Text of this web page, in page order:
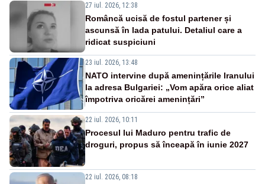
27 iul. 2026, 12:38
Româncă ucisă de fostul partener și
ascunsă în lada patului. Detaliul care a
ridicat suspiciuni
23 iul. 2026, 13:48
NATO intervine după amenințările Iranului
la adresa Bulgariei: „Vom apăra orice aliat
împotriva oricărei amenințări”
22 iul. 2026, 10:11
Procesul lui Maduro pentru trafic de
droguri, propus să înceapă în iunie 2027
22 iul. 2026, 08:18